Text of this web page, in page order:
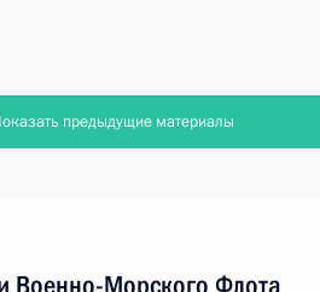
предыдущие материалы
Военно-Морского Флота